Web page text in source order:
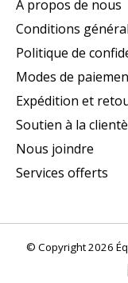
À propos de nous
Conditions
Politique de
Modes de
Expédition et
Soutien à la
Nous joindre
Services offerts
© Copyright 2026